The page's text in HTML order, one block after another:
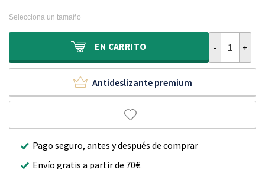
399,90 €.
219,90 €.
Selecciona un tamaño
EN CARRITO
Antideslizante premium
Pago seguro, antes y después de comprar
Envío gratis a partir de 70€